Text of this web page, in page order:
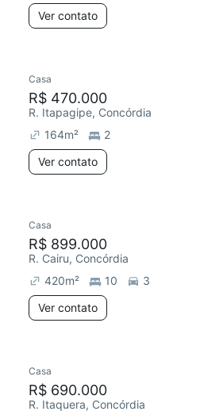
Ver contato
Casa
R$ 470.000
R. Itapagipe, Concórdia
164m²
2
Ver contato
Casa
R$ 899.000
R. Cairu, Concórdia
420m² 10
3
Ver contato
Casa
R$ 690.000
R. Itaquera, Concórdia